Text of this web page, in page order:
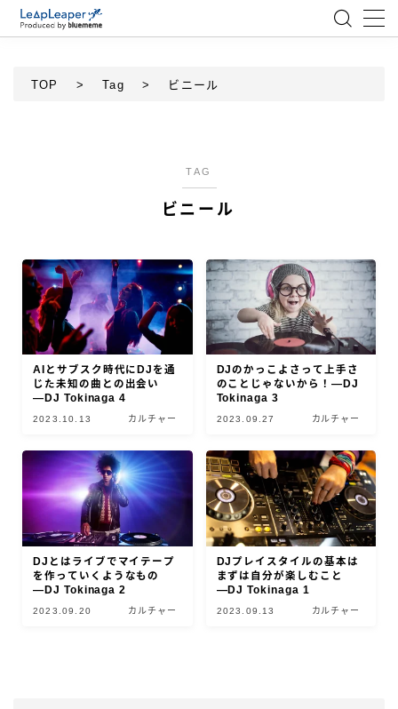
アジャイル
テクノロジー
BlueMeme
TOP > Tag > ビニール
TAG
ビニール
AIとサブスク時代にDJを通
じた未知の曲との出会い
―DJ Tokinaga 4
2023.10.13 カルチャー
DJのかっこよさって上手さ
のことじゃないから！―DJ
Tokinaga 3
2023.09.27 カルチャー
DJとはライブでマイテープ
を作っていくようなもの
―DJ Tokinaga 2
2023.09.20 カルチャー
DJプレイスタイルの基本は
まずは自分が楽しむこと
―DJ Tokinaga 1
2023.09.13 カルチャー